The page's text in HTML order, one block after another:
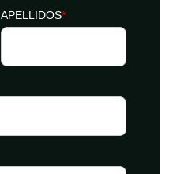
APELLIDOS*